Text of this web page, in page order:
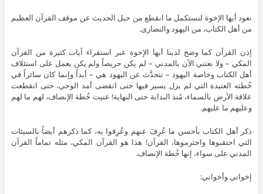
نعود أيها الإخوة لنستكمل ما انقطع من حبل الحديث عن موقف القرآن العظيم
من أهل الكتاب، من اليهود والنصارى.
إذن القرآن كما وضح لدينا أيها الإخوة عبر استقراء آيات كثيرة من القرآن
المكي – ولا نعتني الآن بالمدني – لم يكن حريصاً ولم يكن يعمل على استئلاف
أهل الكتاب وخاصة اليهود – تتحدَّث عن اليهود هي – أبداً وإنما كان سائراً في
خُطته العتيدة التي لم يزل يسير فيها حتى انقضى أمد الوحي، حتى انقطعت
علاقة الأرض بالسماء، مُنذ البداية حتى النهاية! عنيت خُطة الإنصاف، لهم ما لهم
وعليهم ما عليهم.
ذكر أهل الكتاب بأحسن ما عُرِفَ عنهم وعُرِفوا به، كما ذكرهم أيضاً بالسيئات
التي احتقبوها واجترموها، القرآن! هذا هو القرآن المكي، مثله تماماً القرآن
المدني على سواء، إنها خُطة الإنصاف.
إخواني وأخواتي: